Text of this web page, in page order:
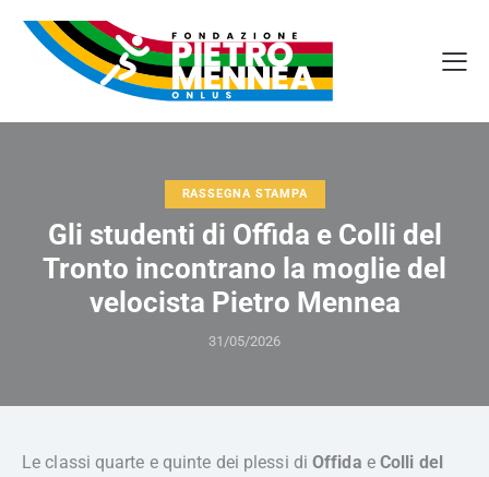
RASSEGNA STAMPA
Gli studenti di Offida e Colli del
Tronto incontrano la moglie del
velocista Pietro Mennea
31/05/2026
Le classi quarte e quinte dei plessi di Offida e Colli del